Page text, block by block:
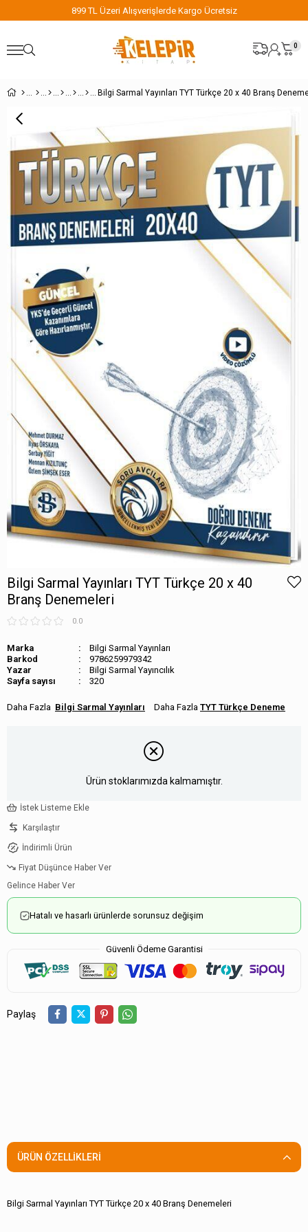
899 TL Üzeri Alışverişlerde Kargo Ücretsiz
0
Bilgi Sarmal Yayınları TYT Türkçe 20 x 40 Branş
Bilgi Sarmal Yayınları TYT Türkçe 20 x 40
Branş Denemeleri
0.0
Marka
Bilgi Sarmal Yayınları
Barkod
9786259979342
Bilgi Sarmal Yayıncılık
Sayfa sayısı
320
Bilgi Sarmal Yayınları TYT Türkçe Deneme
Ürün stoklarımızda kalmamıştır.
İstek Listeme Ekle
Karşılaştır
İndirimli Ürün
Fiyat Düşünce Haber Ver
Gelince Haber Ver
Hatalı ve hasarlı ürünlerde sorunsuz değişim
Güvenli Ödeme Garantisi
Paylaş
ÜRÜN ÖZELLIKLERI
Bilgi Sarmal Yayınları TYT Türkçe 20 x 40 Branş Denemeleri